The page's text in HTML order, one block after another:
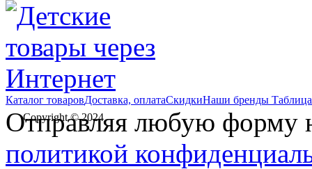
Каталог товаровДоставка, оплатаСкидкиНаши бренды
Copyright © 2024
Отправляя любую форму
политикой